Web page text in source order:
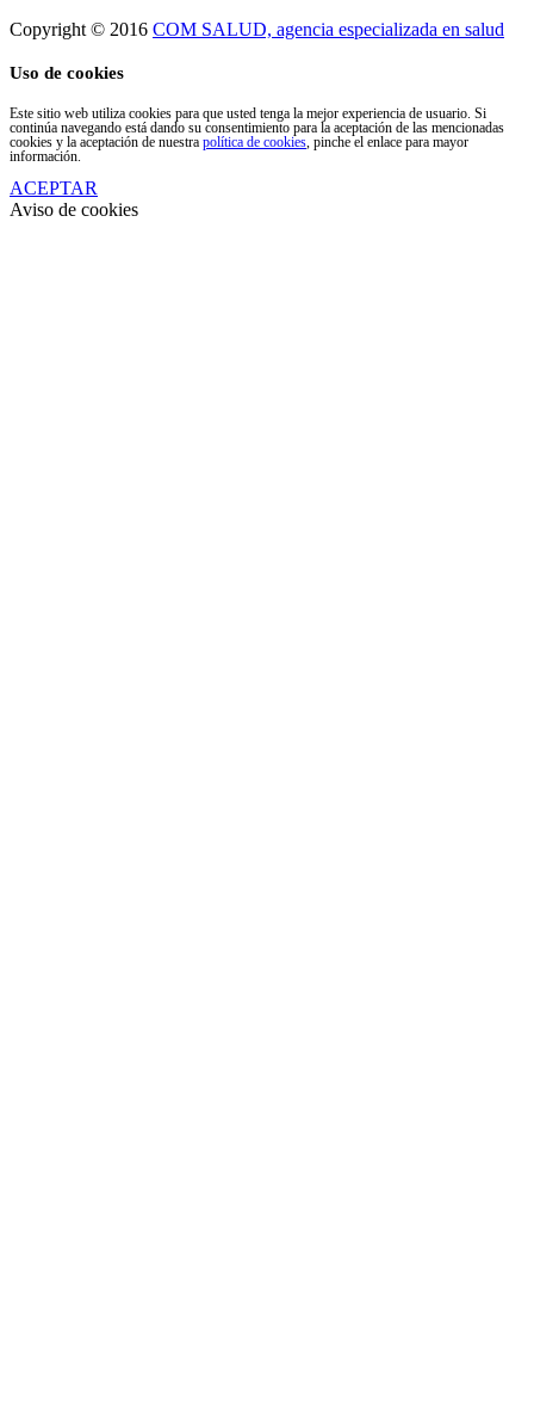
Copyright © 2016 COM SALUD, agencia especializada en salud
Uso de cookies
Este sitio web utiliza cookies para que usted tenga la mejor experiencia de usuario. Si
continúa navegando está dando su consentimiento para la aceptación de las mencionadas
cookies y la aceptación de nuestra política de cookies , pinche el enlace para mayor
información.
ACEPTAR
Aviso de cookies